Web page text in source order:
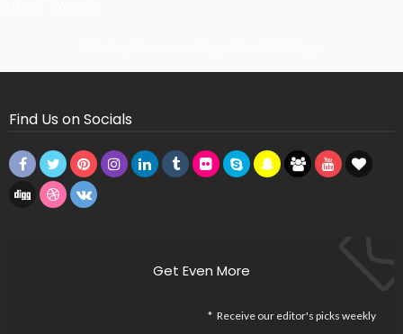
Find Us on Socials
Get Even More
Receive our editor's picks weekly